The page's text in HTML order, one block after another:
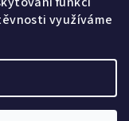
využíváme
cookies